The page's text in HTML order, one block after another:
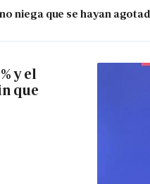
niega que se hayan
y el
que